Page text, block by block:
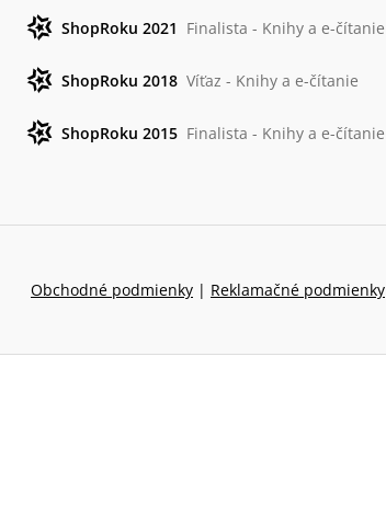
ShopRoku 2021 Finalista - Knihy a e-čítanie
ShopRoku 2018 Víťaz - Knihy a e-čítanie
ShopRoku 2015 Finalista - Knihy a e-čítanie
Obchodné podmienky | Reklamačné podmienky